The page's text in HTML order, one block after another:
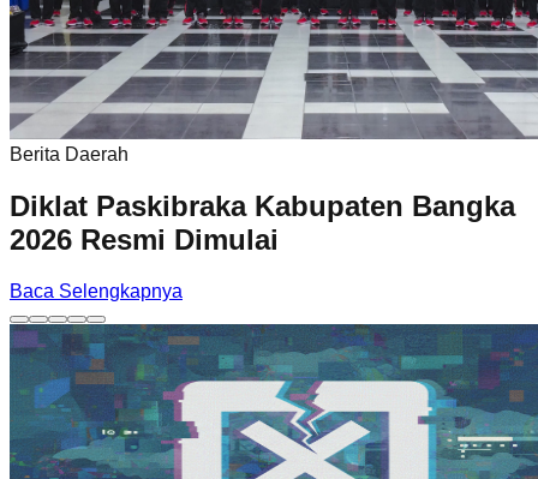
Berita Daerah
Diklat Paskibraka Kabupaten Bangka
2026 Resmi Dimulai
Baca Selengkapnya